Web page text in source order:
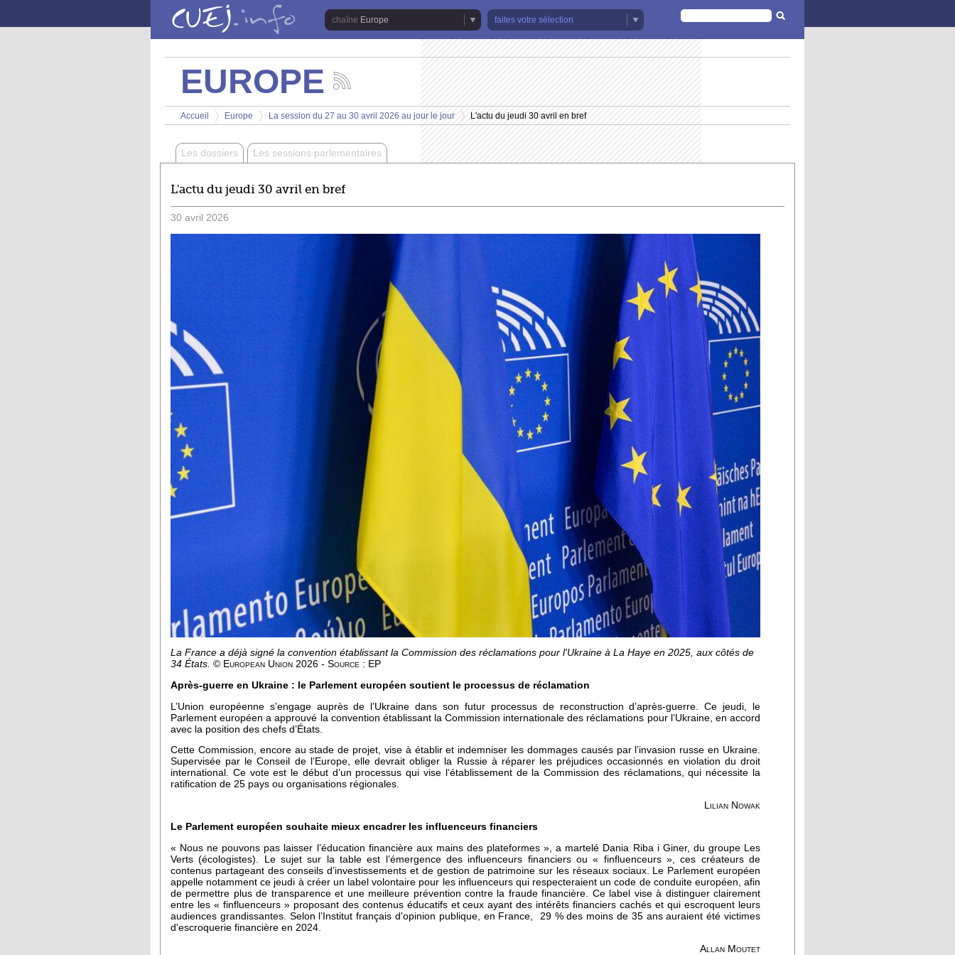
Europe
faites votre sélection
FORMULAIRE
DE
RECHERCHE
EUROPE
les
actualités
de
chaîne
Europe
Vous êtes ici
Accueil
>
Europe
>
La session du 27 au 30 avril 2026 au jour le jour
>
L'actu du jeudi 30 avril en bref
Les dossiers Les sessions parlementaires
L'actu du jeudi 30 avril en bref
30 avril 2026
La France a déjà signé la convention établissant la Commission des réclamations pour l'Ukraine à La Haye en 2025, aux côtés de
34 États. © European Union 2026 - Source : EP
Après-guerre en Ukraine : le Parlement européen soutient le processus de réclamation
L’Union européenne s’engage auprès de l’Ukraine dans son futur processus de reconstruction d’après-guerre. Ce jeudi, le
Parlement européen a approuvé la convention établissant la Commission internationale des réclamations pour l’Ukraine, en accord
avec la position des chefs d’États.
Cette Commission, encore au stade de projet, vise à établir et indemniser les dommages causés par l’invasion russe en Ukraine.
Supervisée par le Conseil de l’Europe, elle devrait obliger la Russie à réparer les préjudices occasionnés en violation du droit
international. Ce vote est le début d’un processus qui vise l‘établissement de la Commission des réclamations, qui nécessite la
ratification de 25 pays ou organisations régionales.
Lilian Nowak
Le Parlement européen souhaite mieux encadrer les influenceurs financiers
« Nous ne pouvons pas laisser l’éducation financière aux mains des plateformes », a martelé Dania Riba i Giner, du groupe Les
Verts (écologistes). Le sujet sur la table est l’émergence des influenceurs financiers ou « finfluenceurs », ces créateurs de
contenus partageant des conseils d’investissements et de gestion de patrimoine sur les réseaux sociaux. Le Parlement européen
appelle notamment ce jeudi à créer un label volontaire pour les influenceurs qui respecteraient un code de conduite européen, afin
de permettre plus de transparence et une meilleure prévention contre la fraude financière. Ce label vise à distinguer clairement
entre les « finfluenceurs » proposant des contenus éducatifs et ceux ayant des intérêts financiers cachés et qui escroquent leurs
audiences grandissantes. Selon l’Institut français d'opinion publique, en France, 29 % des moins de 35 ans auraient été victimes
d'escroquerie financière en 2024.
Allan Moutet